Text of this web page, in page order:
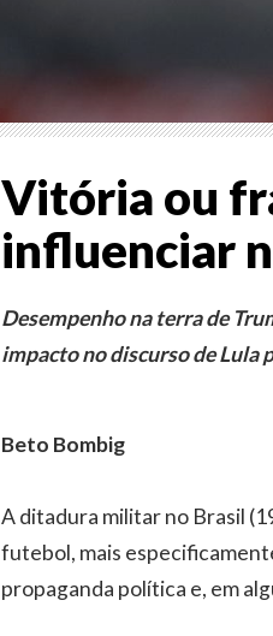
Vitória ou
influenciar
Desempenho na terra de
impacto no discurso de Lula
Beto Bombig
A ditadura militar no Brasil
futebol, mais
propaganda política e, em